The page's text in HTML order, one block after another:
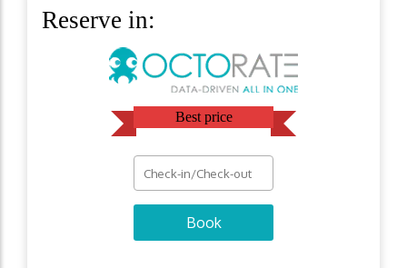
Reserve in:
Best price
Book